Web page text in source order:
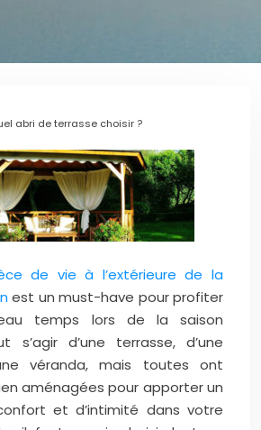
abri de terrasse choisir ?
de vie à l’extérieure de la
est un must-have pour profiter
temps lors de la saison
s’agir d’une terrasse, d’une
véranda, mais toutes ont
aménagées pour apporter un
et d’intimité dans votre